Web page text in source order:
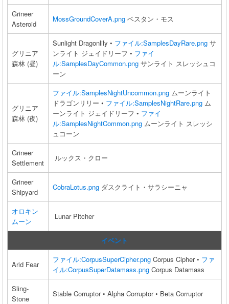
Grineer
Asteroid
MossGroundCoverA.png ベスタン・モス
グリニア
森林 (昼)
Sunlight Dragonlily • ファイル:SamplesDayRare.png サ
ンライト ジェイドリーフ • ファイ
ル:SamplesDayCommon.png サンライト スレッシュコ
ーン
グリニア
森林 (夜)
ファイル:SamplesNightUncommon.png ムーンライト
ドラゴンリリー • ファイル:SamplesNightRare.png ム
ーンライト ジェイドリーフ • ファイ
ル:SamplesNightCommon.png ムーンライト スレッシ
ュコーン
Grineer
Settlement
ルックス・クロー
Grineer
Shipyard
CobraLotus.png ダスクライト・サラシーニャ
オロキン
ムーン
Lunar Pitcher
イベント
Arid Fear
ファイル:CorpusSuperCipher.png Corpus Cipher • ファ
イル:CorpusSuperDatamass.png Corpus Datamass
Sling-
Stone
Stable Corruptor • Alpha Corruptor • Beta Corruptor